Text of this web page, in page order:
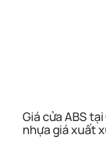
Giá cửa ABS
nhựa giá xuất